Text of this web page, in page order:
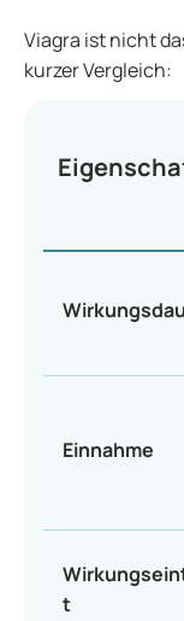
Viagra ist nicht
kurzer Vergleich:
Einnahme
t